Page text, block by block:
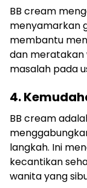
BB cream
menyamarkan
membantu
dan meratakan
masalah pada
4.
BB cream
langkah. Ini
kecantikan
wanita yang